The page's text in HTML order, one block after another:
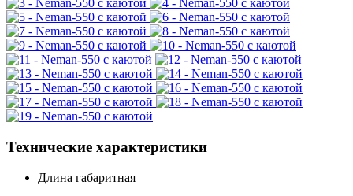
Технические характеристики
Длина габаритная